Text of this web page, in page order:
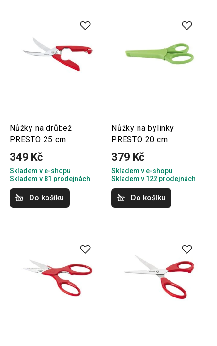
Nůžky na drůbež
PRESTO 25 cm
349 Kč
Skladem v e-shopu
Skladem v 81 prodejnách
Do košíku
Nůžky na bylinky
PRESTO 20 cm
379 Kč
Skladem v e-shopu
Skladem v 122 prodejnách
Do košíku